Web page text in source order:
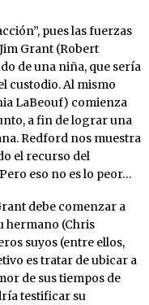
pues las fuerzas
Grant (Robert
de una niña, que sería
custodio. Al mismo
LaBeouf) comienza
a fin de lograr una
Redford nos muestra
el recurso del
eso no es lo peor…
debe comenzar a
hermano (Chris
suyos (entre ellos,
es tratar de ubicar a
de sus tiempos de
testificar su